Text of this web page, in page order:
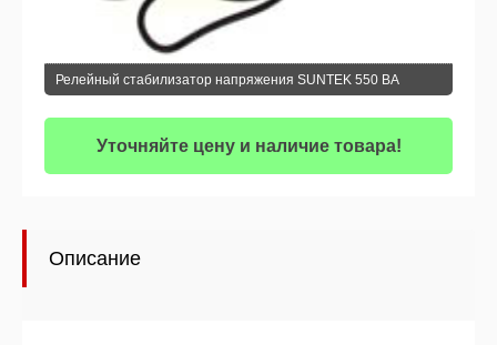
Релейный стабилизатор напряжения SUNTEK 550 ВА
Уточняйте цену и наличие товара!
Описание